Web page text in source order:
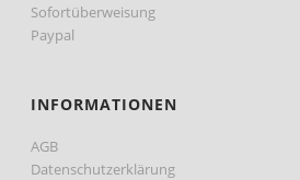
Sofortüberweisung
Paypal
INFORMATIONEN
AGB
Datenschutzerklärung